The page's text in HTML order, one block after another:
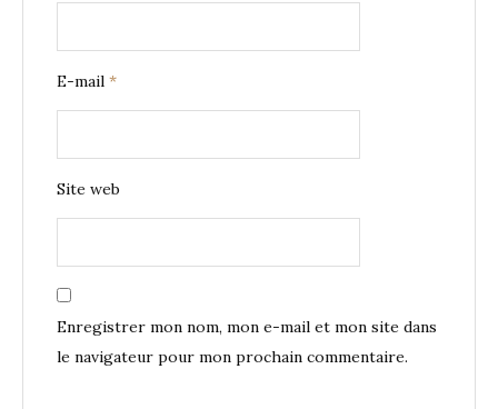
E-mail *
Site web
Enregistrer mon nom, mon e-mail et mon site dans
le navigateur pour mon prochain commentaire.